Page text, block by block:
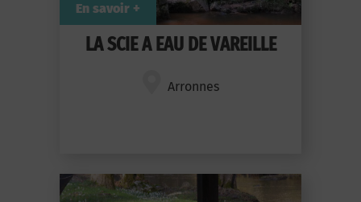
LA SCIE A EAU DE VAREILLE
Arronnes
En savoir +